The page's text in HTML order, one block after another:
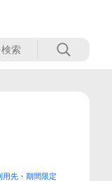
用先・期間限定